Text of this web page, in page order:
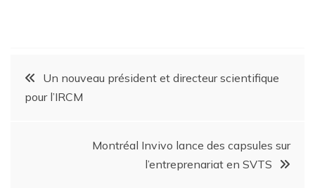
Un nouveau président et directeur scientifique
pour l’IRCM
Montréal Invivo lance des capsules sur
l’entreprenariat en SVTS